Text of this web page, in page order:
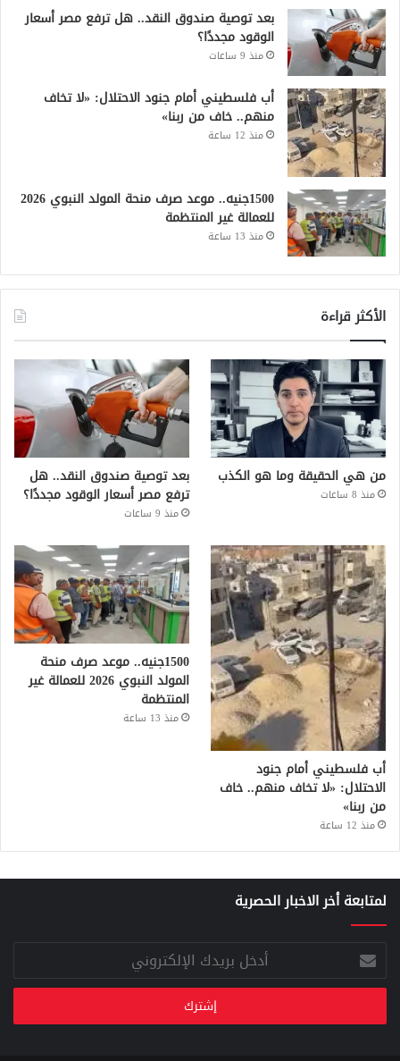
بعد توصية صندوق النقد.. هل ترفع مصر أسعار
الوقود مجددًا؟
منذ 9 ساعات
أب فلسطيني أمام جنود الاحتلال: «لا تخاف
منهم.. خاف من ربنا»
منذ 12 ساعة
1500جنيه.. موعد صرف منحة المولد النبوي 2026
للعمالة غير المنتظمة
منذ 13 ساعة
الأكثر قراءة
من هي الحقيقة وما هو الكذب
منذ 8 ساعات
بعد توصية صندوق النقد.. هل
ترفع مصر أسعار الوقود مجددًا؟
منذ 9 ساعات
أب فلسطيني أمام جنود
الاحتلال: «لا تخاف منهم.. خاف
من ربنا»
منذ 12 ساعة
1500جنيه.. موعد صرف منحة
المولد النبوي 2026 للعمالة غير
المنتظمة
منذ 13 ساعة
لمتابعة أخر الاخبار الحصرية
أدخل
بريدك
الإلكتروني